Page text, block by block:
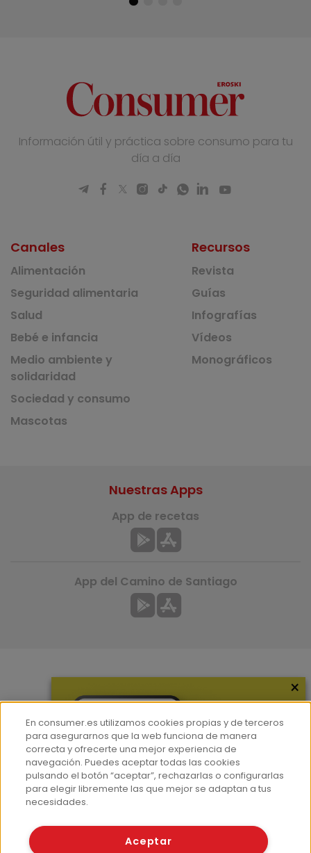
Información útil y práctica sobre consumo para tu
día a día
Canales
Alimentación
Seguridad alimentaria
Salud
Bebé e infancia
Medio ambiente y
solidaridad
Sociedad y consumo
Mascotas
Recursos
Revista
Guías
Infografías
Vídeos
Monográficos
Hemeroteca
Contacto
Prensa
Corpus Lingüístico Consumer
Nuestras Apps
App de recetas
App del Camino de Santiago
© Fundación EROSKI
×
En consumer.es utilizamos cookies propias y de terceros
para asegurarnos que la web funciona de manera
correcta y ofrecerte una mejor experiencia de
navegación. Puedes aceptar todas las cookies
pulsando el botón “aceptar”, rechazarlas o configurarlas
para elegir libremente las que mejor se adaptan a tus
necesidades.
Aceptar